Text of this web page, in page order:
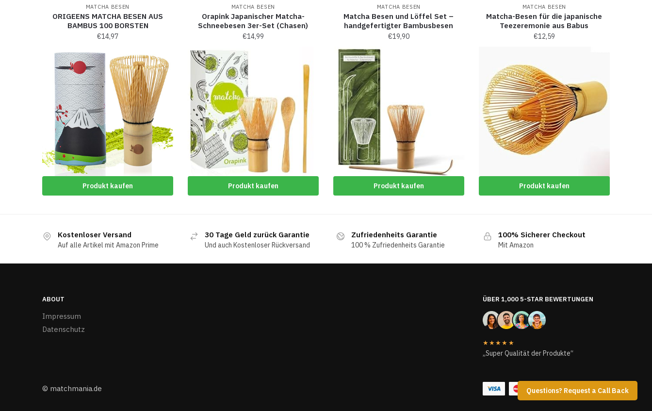
Questions? Request a Call Back
MATCHA BESEN
ORIGEENS MATCHA BESEN AUS
BAMBUS 100 BORSTEN
€14,97
Produkt kaufen
MATCHA BESEN
Orapink Japanischer Matcha-
Schneebesen 3er-Set (Chasen)
€14,99
Produkt kaufen
MATCHA BESEN
Matcha Besen und Löffel Set –
handgefertigter Bambusbesen
€19,90
Produkt kaufen
MATCHA BESEN
Matcha-Besen für die japanische
Teezeremonie aus Babus
€12,59
Produkt kaufen
Kostenloser Versand
Auf alle Artikel mit Amazon Prime
30 Tage Geld zurück Garantie
Und auch Kostenloser Rückversand
Zufriedenheits Garantie
100 % Zufriedenheits Garantie
100% Sicherer Checkout
Mit Amazon
ABOUT
Impressum
Datenschutz
ÜBER 1,000 5-STAR BEWERTUNGEN
★★★★★
„Super Qualität der Produkte“
© matchmania.de